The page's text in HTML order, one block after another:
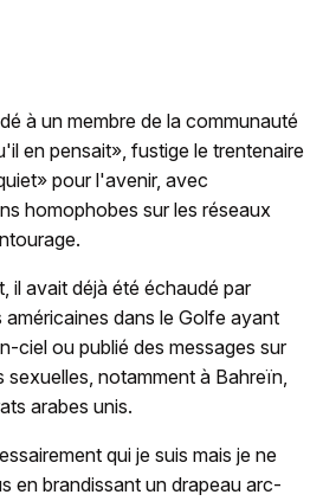
à un membre de la communauté
en pensait», fustige le trentenaire
pour l'avenir, avec
homophobes sur les réseaux
il avait déjà été échaudé par
dans le Golfe ayant
ciel ou publié des messages sur
sexuelles, notamment à Bahreïn,
arabes unis.
qui je suis mais je ne
en brandissant un drapeau arc-